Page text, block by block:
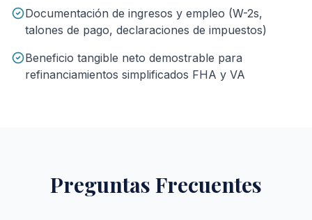
Documentación de ingresos y empleo (W-2s,
talones de pago, declaraciones de impuestos)
Beneficio tangible neto demostrable para
refinanciamientos simplificados FHA y VA
Preguntas Frecuentes